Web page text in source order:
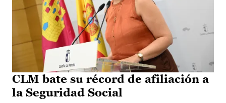
CLM bate su récord de afiliación a
la Seguridad Social